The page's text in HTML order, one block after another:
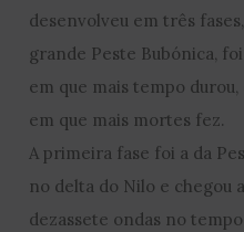
desenvolveu em três
grande Peste Bubónica,
em que mais tempo durou,
em que mais mortes fez.
A primeira fase foi a da
no delta do Nilo e chegou
dezassete ondas no